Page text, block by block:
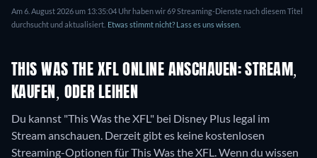
Am 6. August 2026 um 13:35:04 Uhr haben wir 69 Streaming-Dienste nach diesem Titel
durchsucht und aktualisiert. Etwas stimmt nicht? Lass es uns wissen.
THIS WAS THE XFL ONLINE ANSCHAUEN: STREAM,
KAUFEN, ODER LEIHEN
Du kannst "This Was the XFL" bei Disney Plus legal im
Stream anschauen. Derzeit gibt es keine kostenlosen
Streaming-Optionen für This Was the XFL. Wenn du wissen